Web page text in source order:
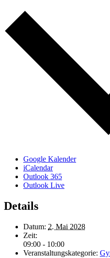
Google Kalender
iCalendar
Outlook 365
Outlook Live
Details
Datum: 2. Mai 2028
Zeit:
09:00 - 10:00
Veranstaltungskategorie: